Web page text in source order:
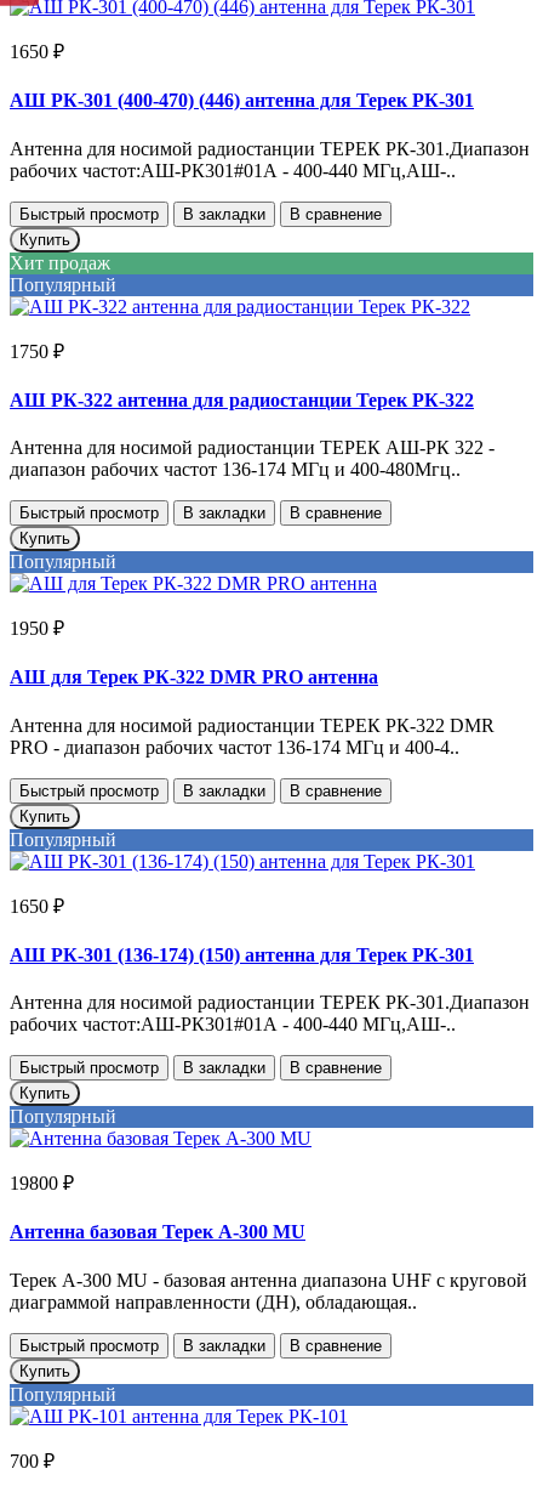
1650 ₽
АШ РК-301 (400-470) (446) антенна для Терек РК-301
Антенна для носимой радиостанции ТЕРЕК РК-301.Диапазон
рабочих частот:АШ-РК301#01А - 400-440 МГц,АШ-..
Быстрый просмотр В закладки
В сравнение
Купить
Хит продаж
Популярный
1750 ₽
АШ РК-322 антенна для радиостанции Терек РК-322
Антенна для носимой радиостанции ТЕРЕК АШ-РК 322 -
диапазон рабочих частот 136-174 МГц и 400-480Мгц..
Быстрый просмотр В закладки
В сравнение
Купить
Популярный
1950 ₽
АШ для Терек РК-322 DMR PRO антенна
Антенна для носимой радиостанции ТЕРЕК РК-322 DMR
PRO - диапазон рабочих частот 136-174 МГц и 400-4..
Быстрый просмотр В закладки
В сравнение
Купить
Популярный
1650 ₽
АШ РК-301 (136-174) (150) антенна для Терек РК-301
Антенна для носимой радиостанции ТЕРЕК РК-301.Диапазон
рабочих частот:АШ-РК301#01А - 400-440 МГц,АШ-..
Быстрый просмотр В закладки
В сравнение
Купить
Популярный
19800 ₽
Антенна базовая Терек А-300 MU
Терек A-300 MU - базовая антенна диапазона UHF с круговой
диаграммой направленности (ДН), обладающая..
Быстрый просмотр В закладки
В сравнение
Купить
Популярный
700 ₽